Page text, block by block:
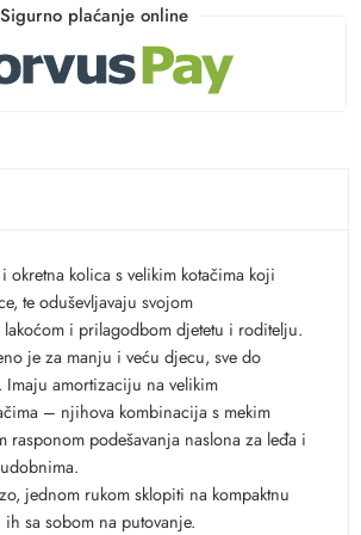
Sigurno plaćanje online
okretna kolica s velikim kotačima koji
te oduševljavaju svojom
i prilagodbom djetetu i roditelju.
je za manju i veću djecu, sve do
Imaju amortizaciju na velikim
– njihova kombinacija s mekim
rasponom podešavanja naslona za leđa i
jednom rukom sklopiti na kompaktnu
sa sobom na putovanje.